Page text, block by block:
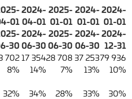
01
30
2024-
04-01
2024-
06-30
2025-
01-01
2025-
06-30
2024-
01-01
2024-
06-30
2024-
01-01
2024-
12-31
70217 35428 708 37 25379 936
8% 14% 7% 13% 10%
32% 34% 28% 33%
30%